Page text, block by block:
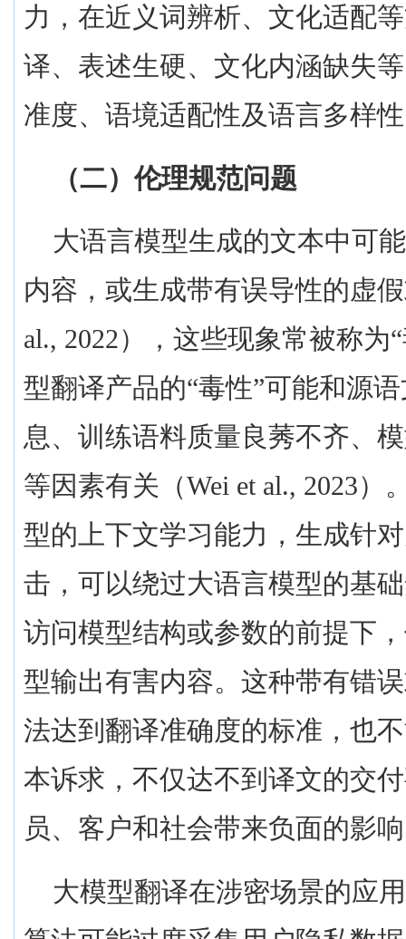
力，在近义词辨析、文化适配
译、表述生硬、文化内涵缺失
准度、语境适配性及语言多样
（二）伦理规范问题
大语言模型生成的文本中可
内容，或生成带有误导性的虚
al., 2022），这些现象常被称为
型翻译产品的“毒性”可能和源
息、训练语料质量良莠不齐、
等因素有关（Wei et al., 2023）
型的上下文学习能力，生成针
击，可以绕过大语言模型的基
访问模型结构或参数的前提下
型输出有害内容。这种带有错
法达到翻译准确度的标准，也
本诉求，不仅达不到译文的交
员、客户和社会带来负面的影
大模型翻译在涉密场景的应